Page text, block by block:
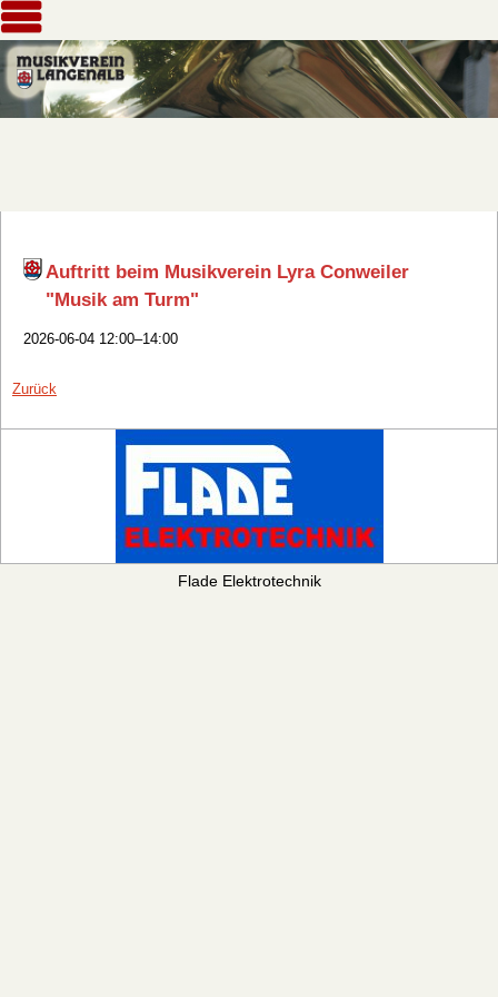
Auftritt beim Musikverein Lyra Conweiler
"Musik am Turm"
2026-06-04 12:00–14:00
Zurück
Flade Elektrotechnik